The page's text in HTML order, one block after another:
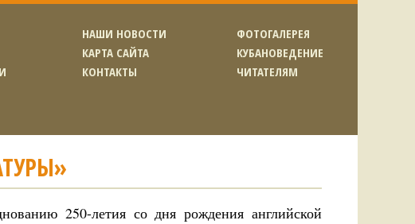
НАШИ НОВОСТИ
КАРТА САЙТА
КОНТАКТЫ
ФОТОГАЛЕРЕЯ
КУБАНОВЕДЕНИЕ
ЧИТАТЕЛЯМ
250-летия со дня рождения английской